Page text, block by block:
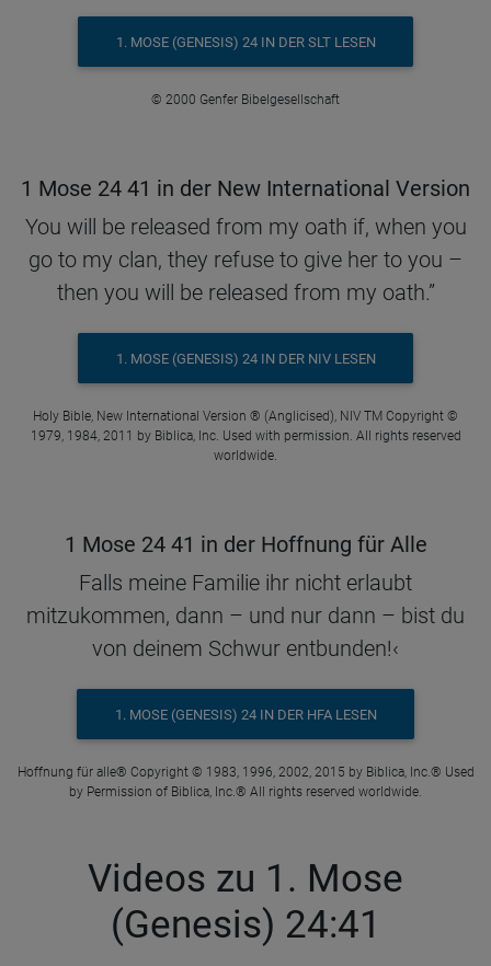
1. MOSE (GENESIS) 24 IN DER SLT LESEN
© 2000 Genfer Bibelgesellschaft
1 Mose 24 41 in der New International Version
You will be released from my oath if, when you
go to my clan, they refuse to give her to you –
then you will be released from my oath.”
1. MOSE (GENESIS) 24 IN DER NIV LESEN
Holy Bible, New International Version ® (Anglicised), NIV TM Copyright ©
1979, 1984, 2011 by Biblica, Inc. Used with permission. All rights reserved
worldwide.
1 Mose 24 41 in der Hoffnung für Alle
Falls meine Familie ihr nicht erlaubt
mitzukommen, dann – und nur dann – bist du
von deinem Schwur entbunden!‹
1. MOSE (GENESIS) 24 IN DER HFA LESEN
Hoffnung für alle® Copyright © 1983, 1996, 2002, 2015 by Biblica, Inc.® Used
by Permission of Biblica, Inc.® All rights reserved worldwide.
Videos zu 1. Mose
(Genesis) 24:41